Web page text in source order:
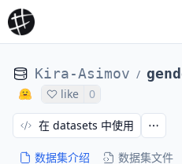
Kira-Asimov /
like 0
数据集介绍 数据集文件
在 datasets 中使用